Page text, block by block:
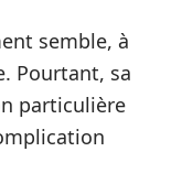
semble, à
Pourtant, sa
particulière